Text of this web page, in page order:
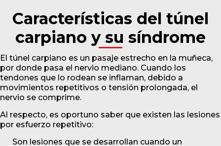
Características del túnel
carpiano y su síndrome
El túnel carpiano es un pasaje estrecho en la muñeca,
por donde pasa el nervio mediano. Cuando los
tendones que lo rodean se inflaman, debido a
movimientos repetitivos o tensión prolongada, el
nervio se comprime.
Al respecto, es oportuno saber que existen las lesiones
por esfuerzo repetitivo:
Son lesiones que se desarrollan cuando un